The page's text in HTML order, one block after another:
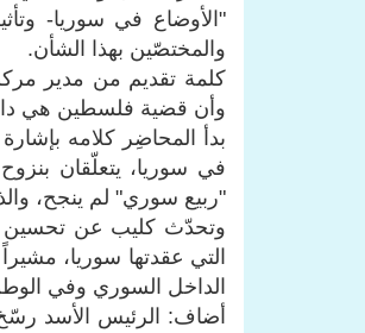
"الأوضاع في سوريا-
والمختصّين بهذا الشأن.
كلمة تقديم من مدير
وأن قضية فلسطين هي
بدأ المحاضِر كلامه
في سوريا، يتعلّقان
"ربيع سوري" لم ينجح،
وتحدّث كليب عن تحسين
التي عقدتها سوريا،
الداخل السوري وفي